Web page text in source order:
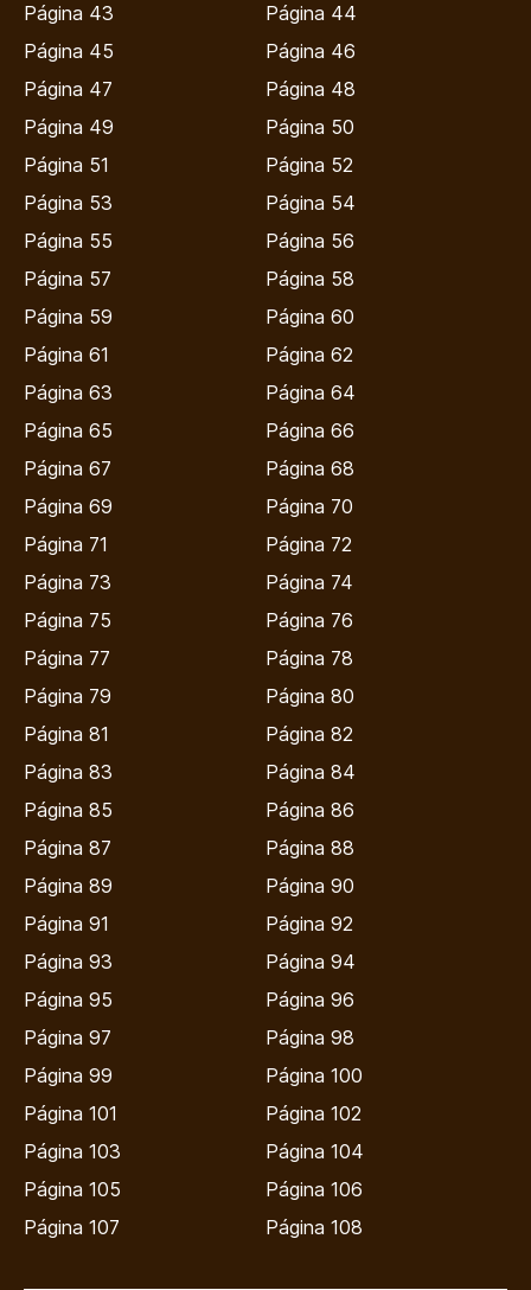
Página 43
Página 44
Página 45
Página 46
Página 47
Página 48
Página 49
Página 50
Página 51
Página 52
Página 53
Página 54
Página 55
Página 56
Página 57
Página 58
Página 59
Página 60
Página 61
Página 62
Página 63
Página 64
Página 65
Página 66
Página 67
Página 68
Página 69
Página 70
Página 71
Página 72
Página 73
Página 74
Página 75
Página 76
Página 77
Página 78
Página 79
Página 80
Página 81
Página 82
Página 83
Página 84
Página 85
Página 86
Página 87
Página 88
Página 89
Página 90
Página 91
Página 92
Página 93
Página 94
Página 95
Página 96
Página 97
Página 98
Página 99
Página 100
Página 101
Página 102
Página 103
Página 104
Página 105
Página 106
Página 107
Página 108